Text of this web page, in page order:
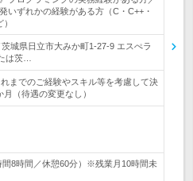
いずれかの経験がある方（C・C++・
茨城県日立市大みか町1-27-9 エスぺラ
は茨…
までのご経験やスキル等を考慮して決
（待遇の変更なし）
間8時間／休憩60分）※残業月10時間未